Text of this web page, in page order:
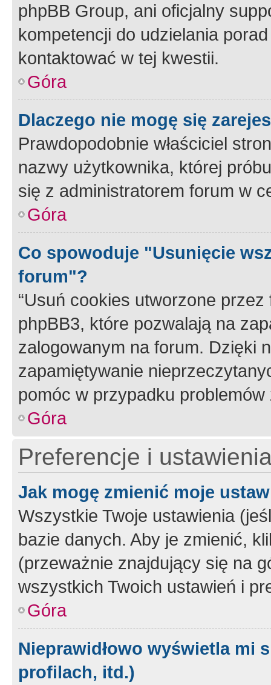
phpBB Group, ani oficjalny
kompetencji do udzielania
kontaktować w tej kwestii.
Góra
Dlaczego nie mogę się
Prawdopodobnie właściciel
nazwy użytkownika, której
się z administratorem forum w
Góra
Co spowoduje "Usunięcie
forum"?
“Usuń cookies utworzone
phpBB3, które pozwalają na
zalogowanym na forum. Dzięki
zapamiętywanie
pomóc w przypadku
Góra
Preferencje i
Jak mogę zmienić moje
Wszystkie Twoje ustawienia
bazie danych. Aby je zmienić,
(przeważnie znajdujący się na
wszystkich Twoich ustawień i
Góra
Nieprawidłowo wyświetla mi
profilach, itd.)